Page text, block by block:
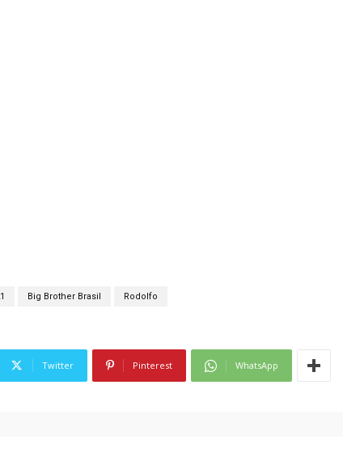
Big Brother Brasil Rodolfo
Twitter Pinterest WhatsApp